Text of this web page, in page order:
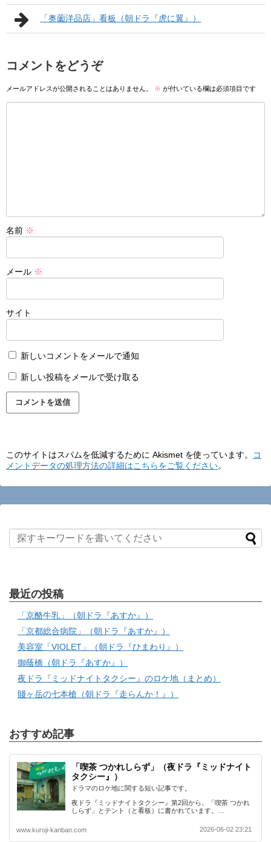
「奥薗洋品店」看板（朝ドラ『虎に翼』）
コメントをどうぞ
メールアドレスが公開されることはありません。 ※ が付いている欄は必須項目です
名前 ※
メール ※
サイト
新しいコメントをメールで通知
新しい投稿をメールで受け取る
このサイトはスパムを低減するために Akismet を使っています。
コ
メントデータの処理方法の詳細はこちらをご覧ください。
最近の投稿
「京酪牛乳」（朝ドラ『あすか』）
「京都総合病院」（朝ドラ『あすか』）
美容室「VIOLET」（朝ドラ『ひまわり』）
御蔭橋（朝ドラ『あすか』）
夜ドラ『ミッドナイトタクシー』のロケ地（まとめ）
賤ヶ岳の七本槍（朝ドラ『走らんか！』）
おすすめ記事
「喫茶 つかれしらず」（夜ドラ『ミッドナイト
タクシー』）
ドラマのロケ地に関する短い記事です。
夜ドラ『ミッドナイトタクシー』第2回から。「喫茶 つかれ
しらず」とテント（と看板）に書かれています。…
www.kuroji-kanban.com 2026-06-02 23:21